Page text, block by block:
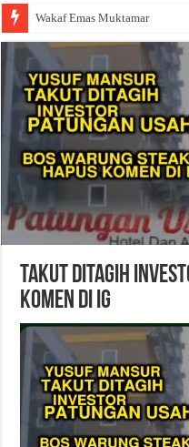
Wakaf Emas Muktamar
Takut Ditagih
Komen di IG